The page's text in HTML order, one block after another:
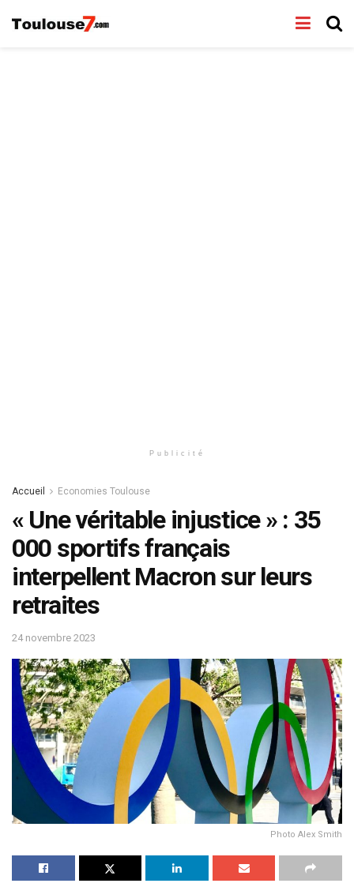
Publicité
Accueil Economies Toulouse
« Une véritable injustice » : 35
000 sportifs français
interpellent Macron sur leurs
retraites
24 novembre 2023
Photo Alex Smith